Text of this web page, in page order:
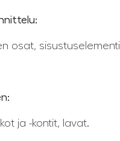
osat,
ja -kontit, lavat.